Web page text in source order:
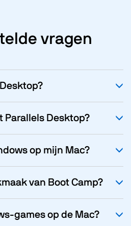
vragen
Parallels Desktop?
op mijn Mac?
van Boot Camp?
games op de Mac?